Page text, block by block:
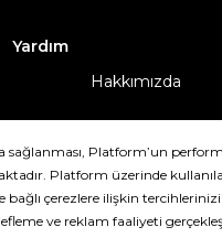
Yardım
Hakkımızda